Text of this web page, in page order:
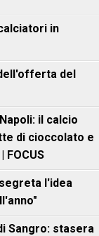
in
del
il calcio
di cioccolato e
FOCUS
l'idea
Sangro: stasera